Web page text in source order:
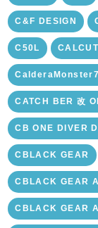
C&F DESIGN
C50L
CATCH BER 改
CB ONE DIVER
CBLACK GEAR
CBLACK GEAR
CBLACK GEAR